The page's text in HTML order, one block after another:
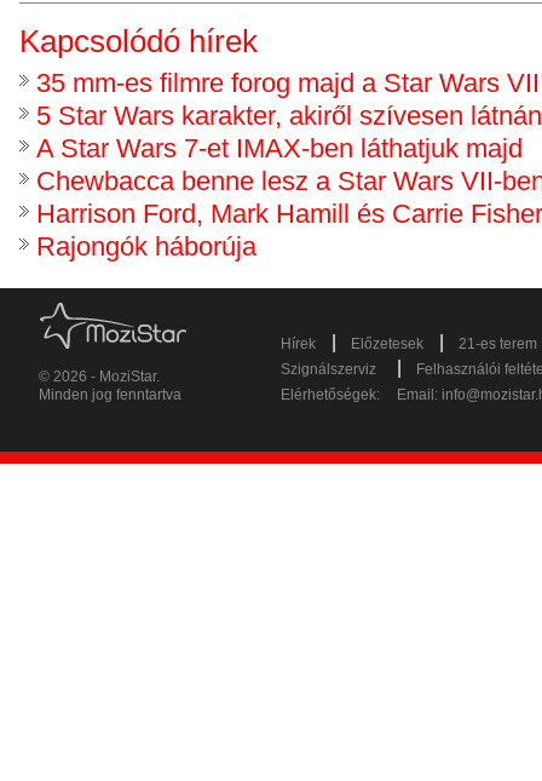
Kapcsolódó hírek
35 mm-es filmre forog majd a Star Wars VII
5 Star Wars karakter, akiről szívesen
A Star Wars 7-et IMAX-ben láthatjuk majd
Chewbacca benne lesz a Star Wars VII-
Harrison Ford, Mark Hamill és Carrie
Rajongók háborúja
© 2026 - MoziStar.
Minden jog fenntartva
Hírek Előzetesek
21-es terem
Szignálszerviz
Felhasználói
Elérhetőségek:
Email: